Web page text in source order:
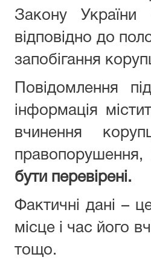
Закону України
відповідно до
запобігання
Повідомлення
інформація
вчинення
бути перевірені.
Фактичні дані –
місце і час його
тощо.